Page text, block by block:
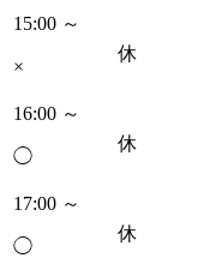
15:00 ～
×
休
16:00 ～
◯
休
17:00 ～
◯
休